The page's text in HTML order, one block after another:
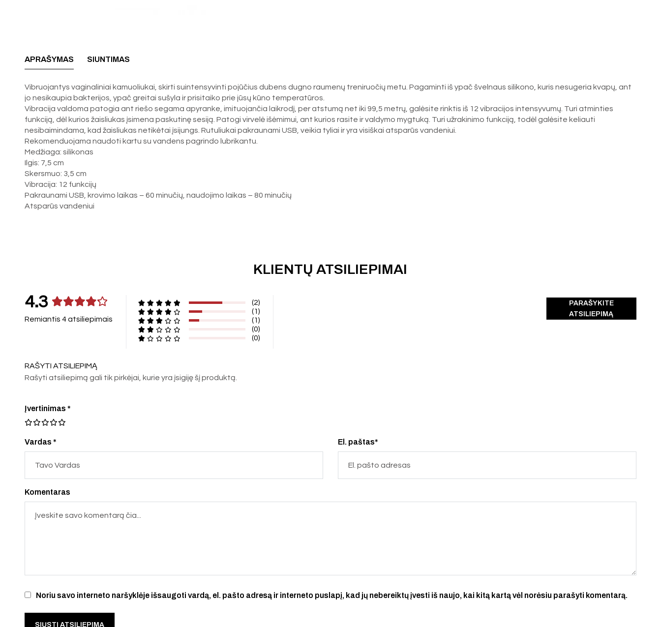
APRAŠYMAS SIUNTIMAS
Vibruojantys vaginaliniai kamuoliukai, skirti suintensyvinti pojūčius dubens dugno raumenų treniruočių metu. Pagaminti iš ypač švelnaus silikono, kuris nesugeria kvapų, ant
jo nesikaupia bakterijos, ypač greitai sušyla ir prisitaiko prie jūsų kūno temperatūros.
Vibracija valdoma patogia ant riešo segama apyranke, imituojančia laikrodį, per atstumą net iki 99,5 metrų, galėsite rinktis iš 12 vibracijos intensyvumų. Turi atminties
funkciją, dėl kurios žaisliukas įsimena paskutinę sesiją. Patogi virvelė išėmimui, ant kurios rasite ir valdymo mygtuką. Turi užrakinimo funkciją, todėl galėsite keliauti
nesibaimindama, kad žaisliukas netikėtai įsijungs. Rutuliukai pakraunami USB, veikia tyliai ir yra visiškai atsparūs vandeniui.
Rekomenduojama naudoti kartu su vandens pagrindo lubrikantu.
Medžiaga: silikonas
Ilgis: 7,5 cm
Skersmuo: 3,5 cm
Vibracija: 12 funkcijų
Pakraunami USB, krovimo laikas – 60 minučių, naudojimo laikas – 80 minučių
Atsparūs vandeniui
KLIENTŲ ATSILIEPIMAI
4.3
Remiantis 4 atsiliepimais
(2)
(1)
(1)
(0)
(0)
PARAŠYKITE
ATSILIEPIMĄ
RAŠYTI ATSILIEPIMĄ
Rašyti atsiliepimą gali tik pirkėjai, kurie yra įsigiję šį produktą.
Vardas * El. paštas*
Noriu savo interneto naršyklėje išsaugoti vardą, el. pašto adresą ir interneto puslapį, kad jų nebereiktų įvesti iš naujo, kai kitą kartą vėl norėsiu parašyti komentarą.
Įvertinimas*
Komentaras